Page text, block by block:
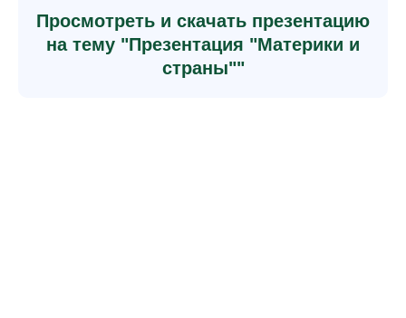
Просмотреть и скачать презентацию
на тему "Презентация "Материки и
страны""